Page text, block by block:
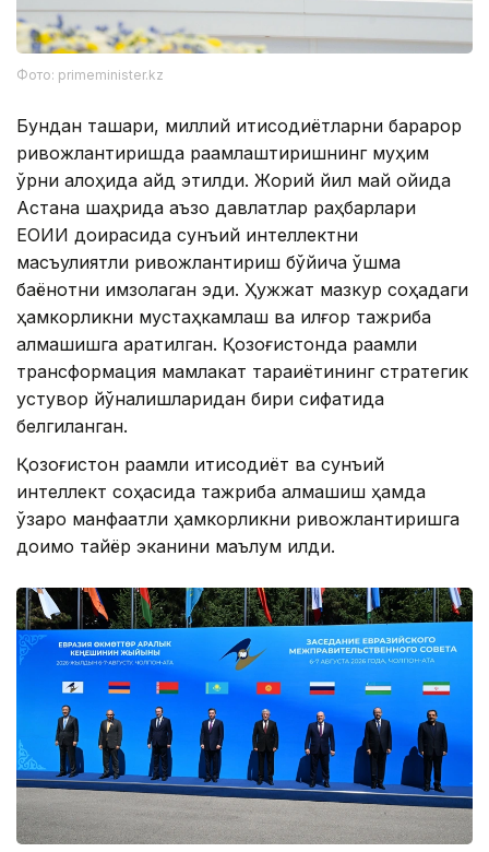
Фото: primeminister.kz
Бундан ташқари, миллий иқтисодиётларни барқарор
ривожлантиришда рақамлаштиришнинг муҳим
ўрни алоҳида қайд этилди. Жорий йил май ойида
Астана шаҳрида аъзо давлатлар раҳбарлари
ЕОИИ доирасида сунъий интеллектни
масъулиятли ривожлантириш бўйича қўшма
баёнотни имзолаган эди. Ҳужжат мазкур соҳадаги
ҳамкорликни мустаҳкамлаш ва илғор тажриба
алмашишга қаратилган. Қозоғистонда рақамли
трансформация мамлакат тараққиётининг стратегик
устувор йўналишларидан бири сифатида
белгиланган.
Қозоғистон рақамли иқтисодиёт ва сунъий
интеллект соҳасида тажриба алмашиш ҳамда
ўзаро манфаатли ҳамкорликни ривожлантиришга
доимо тайёр эканини маълум қилди.